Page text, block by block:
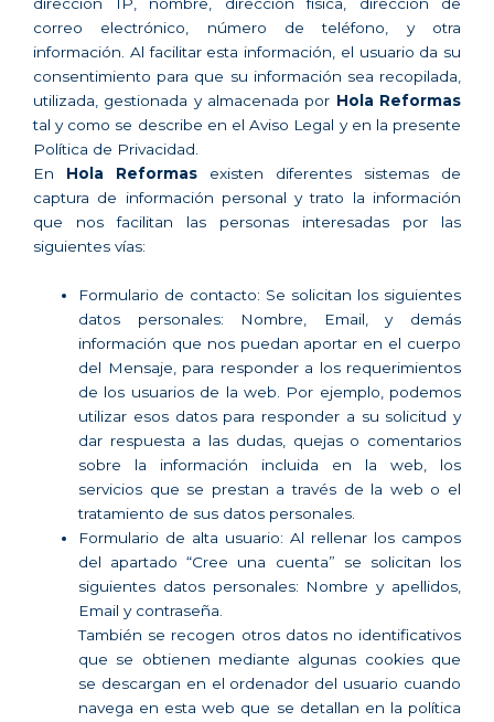
dirección IP, nombre, dirección física, dirección de
correo electrónico, número de teléfono, y otra
información. Al facilitar esta información, el usuario da su
consentimiento para que su información sea recopilada,
utilizada, gestionada y almacenada por Hola Reformas
tal y como se describe en el Aviso Legal y en la presente
Política de Privacidad.
En Hola Reformas existen diferentes sistemas de
captura de información personal y trato la información
que nos facilitan las personas interesadas por las
siguientes vías:
Formulario de contacto: Se solicitan los siguientes
datos personales: Nombre, Email, y demás
información que nos puedan aportar en el cuerpo
del Mensaje, para responder a los requerimientos
de los usuarios de la web. Por ejemplo, podemos
utilizar esos datos para responder a su solicitud y
dar respuesta a las dudas, quejas o comentarios
sobre la información incluida en la web, los
servicios que se prestan a través de la web o el
tratamiento de sus datos personales.
Formulario de alta usuario: Al rellenar los campos
del apartado “Cree una cuenta” se solicitan los
siguientes datos personales: Nombre y apellidos,
Email y contraseña.
También se recogen otros datos no identificativos
que se obtienen mediante algunas cookies que
se descargan en el ordenador del usuario cuando
navega en esta web que se detallan en la política